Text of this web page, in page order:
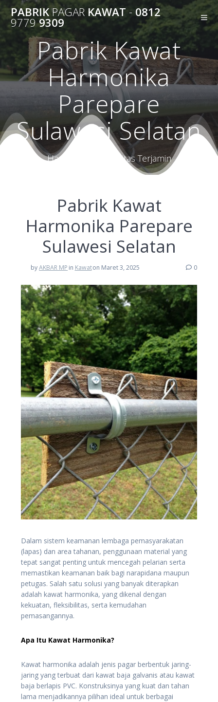
to
content
PABRIKPAGAR KAWAT - 0812
97799309
Pabrik Kawat
Harmonika
Parepare
Sulawesi Selatan
Harga Terbaik Kualitas Terjamin
Pabrik Kawat
Harmonika Parepare
Sulawesi Selatan
byAKBAR MP in Kawaton Maret 3, 2025 0
Dalam sistem keamanan lembaga pemasyarakatan
(lapas) dan area tahanan, penggunaan material yang
tepat sangat penting untuk mencegah pelarian serta
memastikan keamanan baik bagi narapidana maupun
petugas. Salah satu solusi yang banyak diterapkan
adalah kawat harmonika, yang dikenal dengan
kekuatan, fleksibilitas, serta kemudahan
pemasangannya.
Apa Itu Kawat Harmonika?
Kawat harmonika adalah jenis pagar berbentuk jaring-
jaring yang terbuat dari kawat baja galvanis atau kawat
baja berlapis PVC. Konstruksinya yang kuat dan tahan
lama menjadikannya pilihan ideal untuk berbagai